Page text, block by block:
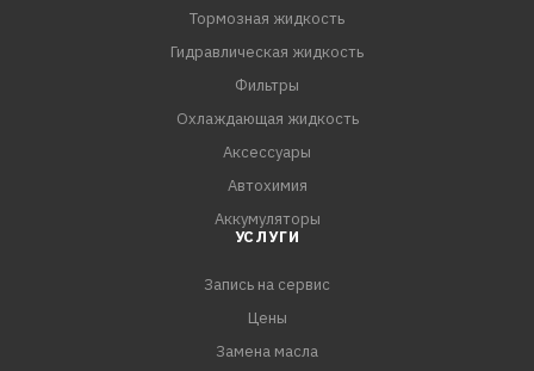
Тормозная жидкость
Гидравлическая жидкость
Фильтры
Охлаждающая жидкость
Аксессуары
Автохимия
Аккумуляторы
УСЛУГИ
Запись на сервис
Цены
Замена масла